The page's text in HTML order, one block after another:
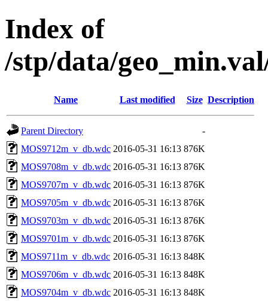
Index of
/stp/data/
Name Last modified Size Description
Parent Directory
-
MOS9712m_v_db.wdc 2016-05-31 16:13 876K
MOS9708m_v_db.wdc 2016-05-31 16:13 876K
MOS9707m_v_db.wdc 2016-05-31 16:13 876K
MOS9705m_v_db.wdc 2016-05-31 16:13 876K
MOS9703m_v_db.wdc 2016-05-31 16:13 876K
MOS9701m_v_db.wdc 2016-05-31 16:13 876K
MOS9711m_v_db.wdc 2016-05-31 16:13 848K
MOS9706m_v_db.wdc 2016-05-31 16:13 848K
MOS9704m_v_db.wdc 2016-05-31 16:13 848K